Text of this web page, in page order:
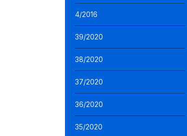
4/2016
39/2020
38/2020
37/2020
36/2020
35/2020